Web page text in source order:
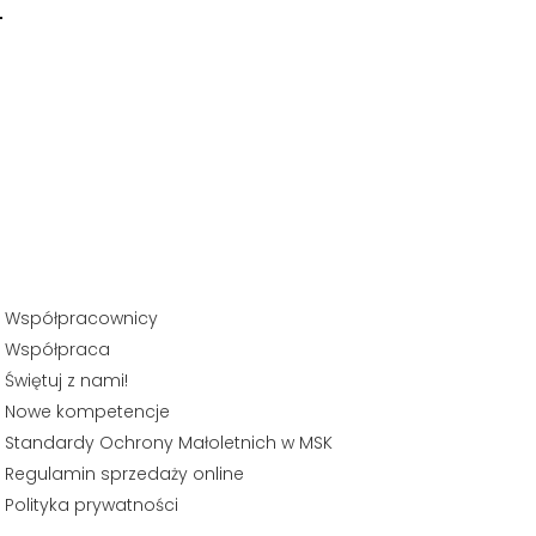
Współpracownicy
Współpraca
Świętuj z nami!
Nowe kompetencje
Standardy Ochrony Małoletnich w MSK
Regulamin sprzedaży online
Polityka prywatności